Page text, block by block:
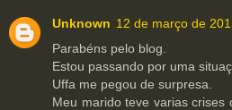
Unknown 12 de março de
Parabéns pelo blog.
Estou passando por uma
Uffa me pegou de surpresa.
Meu marido teve varias crises